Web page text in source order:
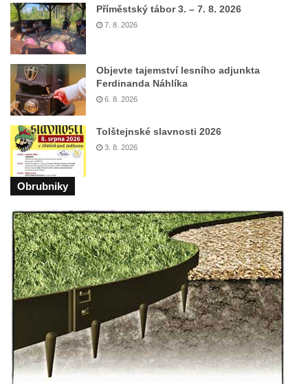
Rozhledna Královka
Špičák u Varnsdorfu (Spitzberg)
Rozhledna Studenec
Rozhledna Jedlová
Rozhledna Dymník (aneb Augustova věž)
Rozhledna Semenec u Týna nad Vltavou
Rozhledna Sokolí vrch
Rozhledna na Třenické hoře u Cerhovic
Rozhledna Hard (Hartberg) v Sokolově
Bismarckova rozhledna – Háj u Aše
Rozhledna Císařský kámen
Rozhledna Kopanina
Rozhledna Pajndl na Tisovském vrchu v
Krušných horách
Rozhledna Vlčí hora
Příměstský tábor 3. – 7. 8. 2026
7. 8. 2026
Objevte tajemství lesního adjunkta
Ferdinanda Náhlíka
6. 8. 2026
Tolštejnské slavnosti 2026
3. 8. 2026
Obrubniky